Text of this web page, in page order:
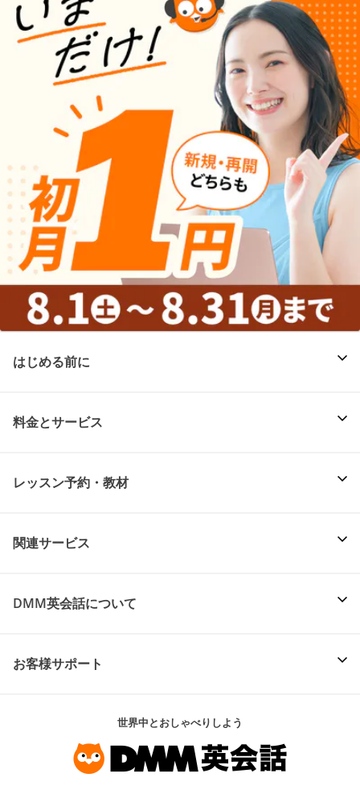
はじめる前に
料金とサービス
レッスン予約・教材
関連サービス
DMM英会話について
お客様サポート
世界中とおしゃべりしよう